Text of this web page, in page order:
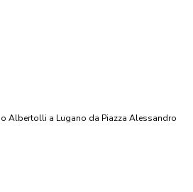
Albertolli a Lugano da Piazza Alessandro